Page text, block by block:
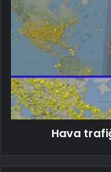
Hava